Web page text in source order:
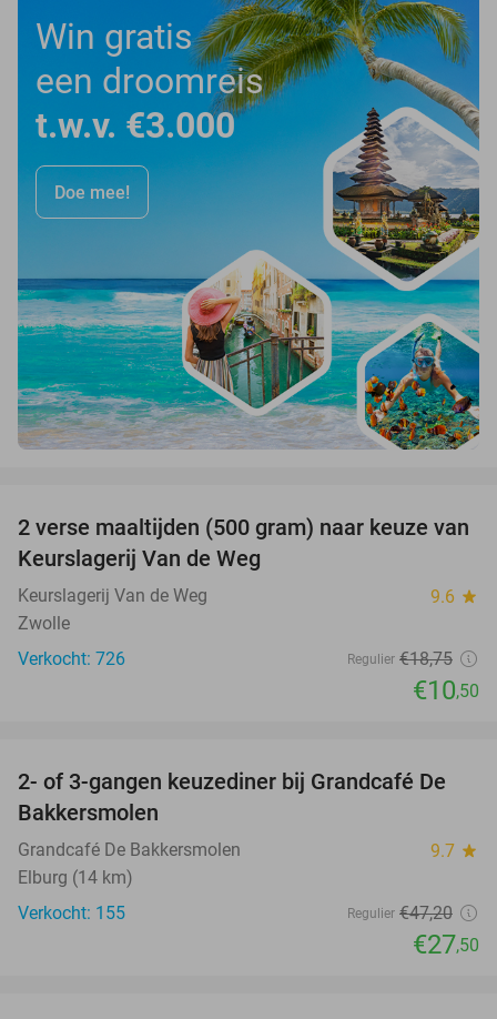
Win gratis
een droomreis
t.w.v. €3.000
Doe mee!
44%
2 verse maaltijden (500 gram) naar keuze van
Keurslagerij Van de Weg
Keurslagerij Van de Weg 9.6 star
Zwolle
Verkocht: 726
Regulier €18,75
€10,50
42%
2- of 3-gangen keuzediner bij Grandcafé De
Bakkersmolen
Grandcafé De Bakkersmolen 9.7 star
Elburg (14 km)
Verkocht: 155
Regulier €47,20
€27,50